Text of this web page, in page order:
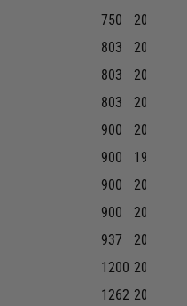
750
2001-
803
2003-
803
2003-
803
2004-
900
2002-
900
1998-
900
2000-
900
2001-
937
2017-
1200 2017-
1262 2016-